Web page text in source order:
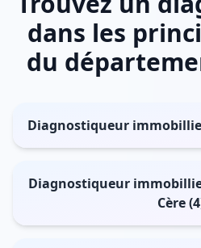
dans les
du
Diagnostiqueur
Diagnostiqueur
Cère